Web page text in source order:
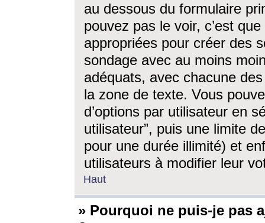
au dessous du formulaire
pouvez pas le voir, c’est
appropriées pour créer des
sondage avec au moins
adéquats, avec chacune
la zone de texte. Vous
d’options par utilisateur en
utilisateur”, puis une limite
pour une durée illimité) et
utilisateurs à modifier leur
Haut
» Pourquoi ne puis-je pas